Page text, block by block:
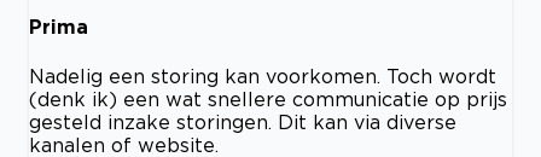
Prima
Nadelig een storing kan voorkomen. Toch wordt
(denk ik) een wat snellere communicatie op prijs
gesteld inzake storingen. Dit kan via diverse
kanalen of website.